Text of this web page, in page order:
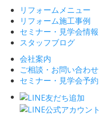
リフォームメニュー
リフォーム施工事例
セミナー・見学会情報
スタッフブログ
会社案内
ご相談・お問い合わせ
セミナー・見学会予約